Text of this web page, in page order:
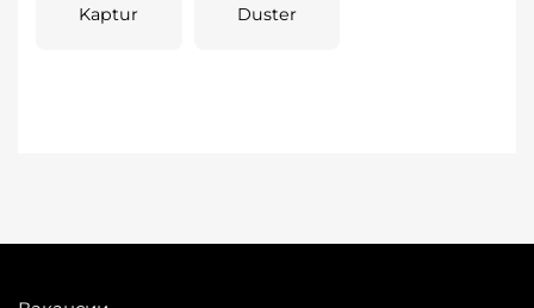
Kaptur Duster